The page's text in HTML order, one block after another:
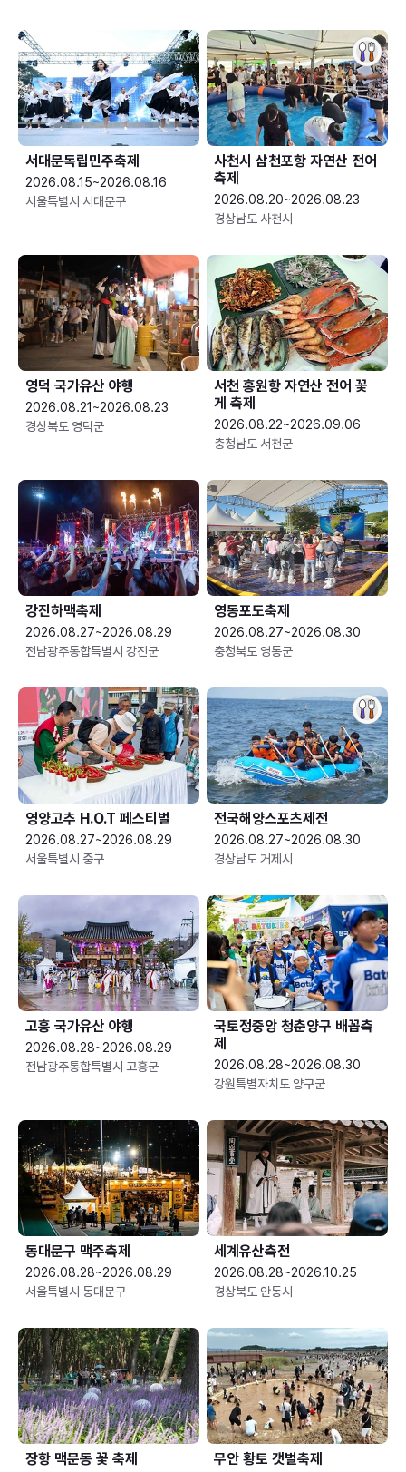
서대문독립민주축제
2026.08.15~2026.08.16
서울특별시 서대문구
사천시 삼천포항 자연산 전어
축제
2026.08.20~2026.08.23
경상남도 사천시
영덕 국가유산 야행
2026.08.21~2026.08.23
경상북도 영덕군
서천 홍원항 자연산 전어 꽃
게 축제
2026.08.22~2026.09.06
충청남도 서천군
강진하맥축제
2026.08.27~2026.08.29
전남광주통합특별시 강진군
영동포도축제
2026.08.27~2026.08.30
충청북도 영동군
영양고추 H.O.T 페스티벌
2026.08.27~2026.08.29
서울특별시 중구
전국해양스포츠제전
2026.08.27~2026.08.30
경상남도 거제시
고흥 국가유산 야행
2026.08.28~2026.08.29
전남광주통합특별시 고흥군
국토정중앙 청춘양구 배꼽축
제
2026.08.28~2026.08.30
강원특별자치도 양구군
동대문구 맥주축제
2026.08.28~2026.08.29
서울특별시 동대문구
세계유산축전
2026.08.28~2026.10.25
경상북도 안동시
장항 맥문동 꽃 축제 무안 황토 갯벌축제